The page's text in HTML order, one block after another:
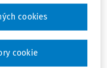
Přihlíží se k
manžela? ...
cookies
cookie